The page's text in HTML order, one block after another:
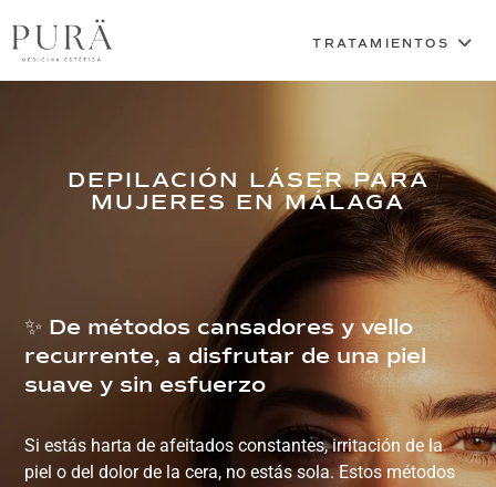
DEPILACIÓN LÁSER PARA
MUJERES EN MÁLAGA
✨ De métodos cansadores y vello
recurrente, a disfrutar de una piel
suave y sin esfuerzo
Si estás harta de afeitados constantes, irritación de la
piel o del dolor de la cera, no estás sola. Estos métodos